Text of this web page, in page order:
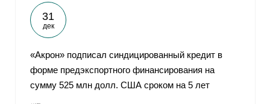
31
дек
«Акрон» подписал синдицированный кредит в
форме предэкспортного финансирования на
сумму 525 млн долл. США сроком на 5 лет